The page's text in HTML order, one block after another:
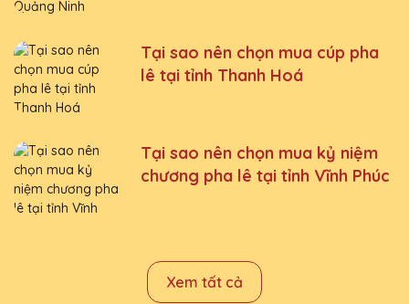
Tại sao nên chọn mua cúp pha
lê tại tỉnh Thanh Hoá
Tại sao nên chọn mua kỷ niệm
chương pha lê tại tỉnh Vĩnh Phúc
Xem tất cả